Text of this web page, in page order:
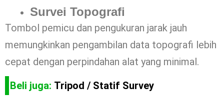
Survei Topografi
Tombol pemicu dan pengukuran jarak jauh
memungkinkan pengambilan data topografi lebih
cepat dengan perpindahan alat yang minimal.
Beli juga: Tripod / Statif Survey